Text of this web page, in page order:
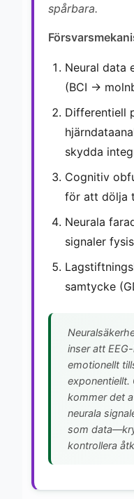
spårbara.
Neural data
(BCI →
Differentiell
skydda
Cognitiv
för att dölja
Neurala
signaler
samtycke
inser att
emotionellt
exponentiellt.
kommer det
neurala
som
kontrollera